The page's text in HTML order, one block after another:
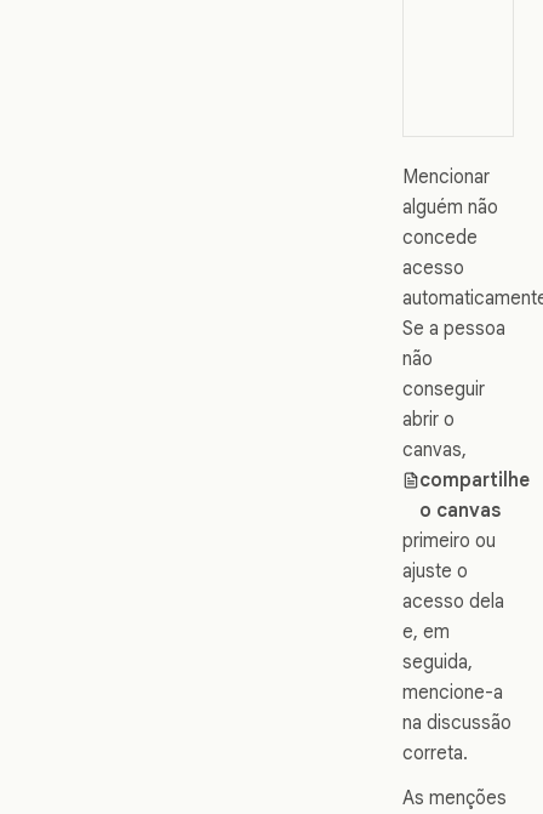
Mencionar
alguém não
concede
acesso
Se a pessoa
não
conseguir
abrir o
canvas,
compartilhe
o canvas
primeiro ou
ajuste o
acesso dela
e, em
seguida,
mencione-a
na discussão
correta.
As menções